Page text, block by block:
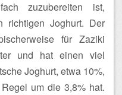
zuzubereiten ist,
richtigen Joghurt. Der
für Zaziki
und hat einen viel
Joghurt, etwa 10%,
um die 3,8% hat.